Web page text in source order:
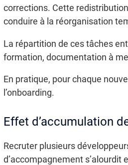
corrections. Cette
conduire à la réorganisation
La répartition de ces tâches
formation, documentation à
En pratique, pour chaque
l’onboarding.
Effet d’accumulation
Recruter plusieurs
d’accompagnement s’alourdit